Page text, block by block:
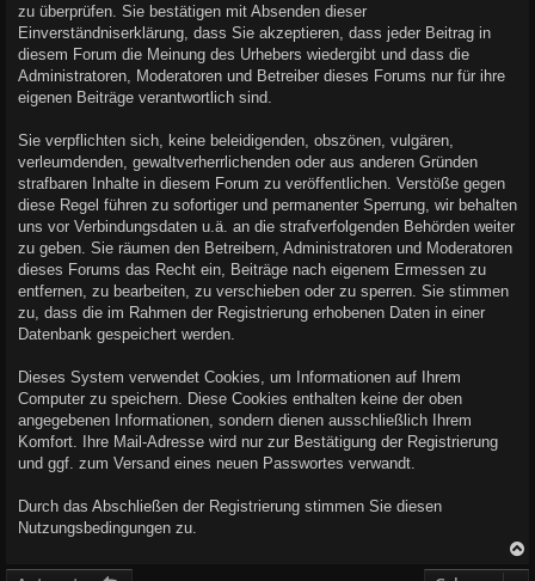
zu überprüfen. Sie bestätigen mit Absenden dieser
Einverständniserklärung, dass Sie akzeptieren, dass jeder Beitrag in
diesem Forum die Meinung des Urhebers wiedergibt und dass die
Administratoren, Moderatoren und Betreiber dieses Forums nur für ihre
eigenen Beiträge verantwortlich sind.
Sie verpflichten sich, keine beleidigenden, obszönen, vulgären,
verleumdenden, gewaltverherrlichenden oder aus anderen Gründen
strafbaren Inhalte in diesem Forum zu veröffentlichen. Verstöße gegen
diese Regel führen zu sofortiger und permanenter Sperrung, wir behalten
uns vor Verbindungsdaten u.ä. an die strafverfolgenden Behörden weiter
zu geben. Sie räumen den Betreibern, Administratoren und Moderatoren
dieses Forums das Recht ein, Beiträge nach eigenem Ermessen zu
entfernen, zu bearbeiten, zu verschieben oder zu sperren. Sie stimmen
zu, dass die im Rahmen der Registrierung erhobenen Daten in einer
Datenbank gespeichert werden.
Dieses System verwendet Cookies, um Informationen auf Ihrem
Computer zu speichern. Diese Cookies enthalten keine der oben
angegebenen Informationen, sondern dienen ausschließlich Ihrem
Komfort. Ihre Mail-Adresse wird nur zur Bestätigung der Registrierung
und ggf. zum Versand eines neuen Passwortes verwandt.
Durch das Abschließen der Registrierung stimmen Sie diesen
Nutzungsbedingungen zu.